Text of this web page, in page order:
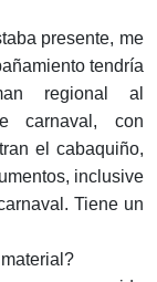
presente, me
tendría
regional al
carnaval, con
el cabaquiño,
inclusive
Tiene un